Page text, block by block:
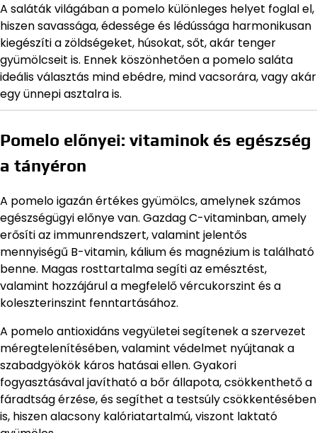
A saláták világában a pomelo különleges helyet foglal el,
hiszen savassága, édessége és lédússága harmonikusan
kiegészíti a zöldségeket, húsokat, sőt, akár tenger
gyümölcseit is. Ennek köszönhetően a pomelo saláta
ideális választás mind ebédre, mind vacsorára, vagy akár
egy ünnepi asztalra is.
Pomelo előnyei: vitaminok és egészség
a tányéron
A pomelo igazán értékes gyümölcs, amelynek számos
egészségügyi előnye van. Gazdag C-vitaminban, amely
erősíti az immunrendszert, valamint jelentős
mennyiségű B-vitamin, kálium és magnézium is található
benne. Magas rosttartalma segíti az emésztést,
valamint hozzájárul a megfelelő vércukorszint és a
koleszterinszint fenntartásához.
A pomelo antioxidáns vegyületei segítenek a szervezet
méregtelenítésében, valamint védelmet nyújtanak a
szabadgyökök káros hatásai ellen. Gyakori
fogyasztásával javítható a bőr állapota, csökkenthető a
fáradtság érzése, és segíthet a testsúly csökkentésében
is, hiszen alacsony kalóriatartalmú, viszont laktató